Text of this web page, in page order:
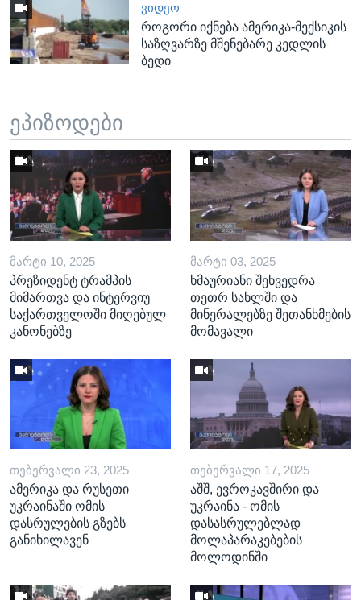
ᲕᲘᲓᲔᲝ
როგორი იქნება ამერიკა-მექსიკის
საზღვარზე მშენებარე კედლის
ბედი
ეპიზოდები
ᲛᲐᲠᲢᲘ 10, 2025
პრეზიდენტ ტრამპის
მიმართვა და ინტერვიუ
საქართველოში მიღებულ
კანონებზე
ᲛᲐᲠᲢᲘ 03, 2025
ხმაურიანი შეხვედრა
თეთრ სახლში და
მინერალებზე შეთანხმების
მომავალი
ᲗᲔᲑᲔᲠᲕᲐᲚᲘ 23, 2025
ამერიკა და რუსეთი
უკრაინაში ომის
დასრულების გზებს
განიხილავენ
ᲗᲔᲑᲔᲠᲕᲐᲚᲘ 17, 2025
აშშ, ევროკავშირი და
უკრაინა - ომის
დასასრულებლად
მოლაპარაკებების
მოლოდინში